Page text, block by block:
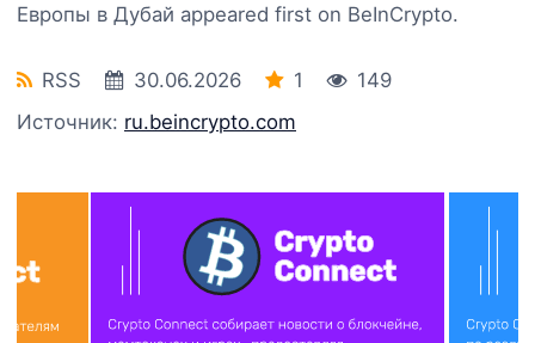
Европы в Дубай appeared first on BeInCrypto.
RSS 30.06.2026 1
149
Источник: ru.beincrypto.com